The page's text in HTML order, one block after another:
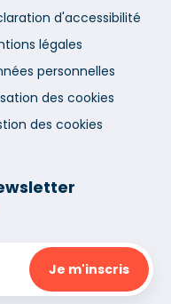
d'accessibilité
légales
personnelles
des cookies
des cookies